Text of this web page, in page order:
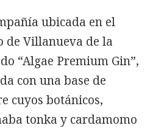
ubicada en el
Villanueva de la
“Algae Premium Gin”,
con una base de
cuyos botánicos,
tonka y cardamomo